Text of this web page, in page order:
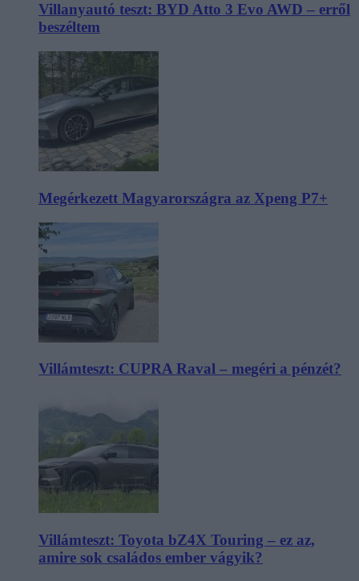
Villanyautó teszt: BYD Atto 3 Evo AWD – erről
beszéltem
Megérkezett Magyarországra az Xpeng P7+
Villámteszt: CUPRA Raval – megéri a pénzét?
Villámteszt: Toyota bZ4X Touring – ez az,
amire sok családos ember vágyik?